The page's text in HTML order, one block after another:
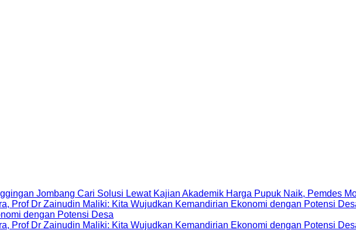
Harga Pupuk Naik, Pemdes
dengan Potensi Desa